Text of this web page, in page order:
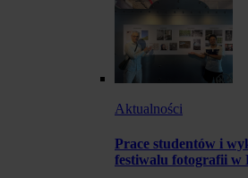
Aktualności
Prace studentów i
festiwalu fotografii w